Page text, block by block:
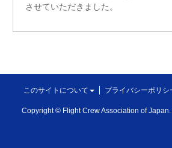
させていただきました。
このサイトについて プライバシーポリシ
Copyright © Flight Crew Association of